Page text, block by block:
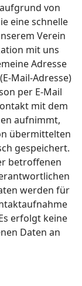
von
eine schnelle
Verein
mit uns
Adresse
Mail-Adresse)
per E-Mail
mit dem
aufnimmt,
übermittelten
gespeichert.
betroffenen
werden für
erfolgt keine
Daten an